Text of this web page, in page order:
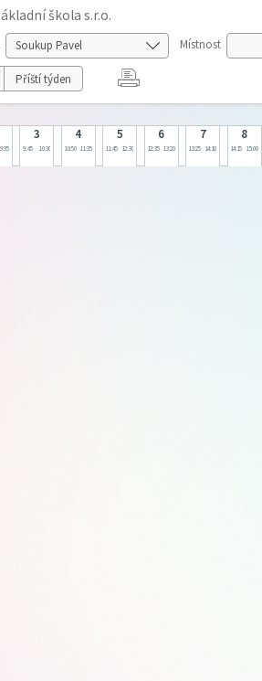
škola s.r.o.
Místnost
Příští týden
9:35
3
9:45 10:30
4
10:50 11:35
5
11:45 12:30
6
12:35 13:20
7
13:25 14:10
8
14:15 15:00